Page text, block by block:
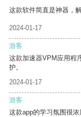
这款软件简直是神器，
2024-01-17
游客
这款加速器VPM应用程
护。
2024-01-17
游客
这款app的学习氛围很